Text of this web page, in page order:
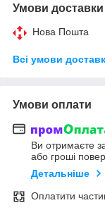
Умови доставки
Нова Пошта
Всі умови
Умови оплати
Ви отримаєте
або гроші
Детальніше
Оплатити